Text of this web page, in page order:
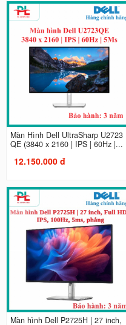
Màn Hình Dell UltraSharp U2723
QE (3840 x 2160 | IPS | 60Hz |...
12.150.000 đ
Màn hình Dell P2725H | 27 inch,